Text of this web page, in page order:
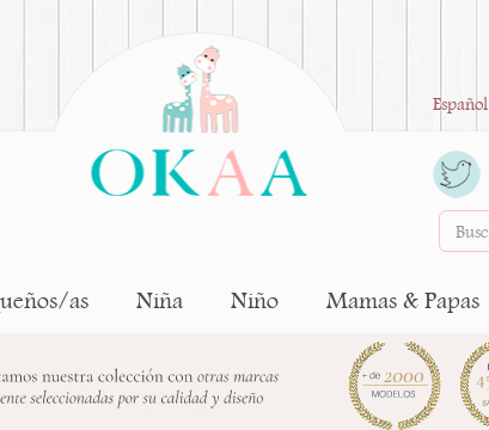
Español
as Niña Niño Mamas & Papas